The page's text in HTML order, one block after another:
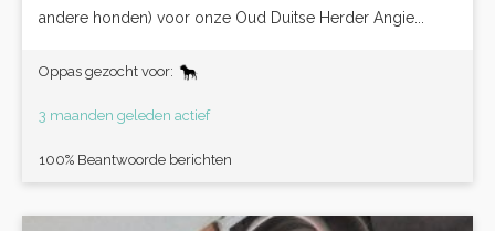
andere honden) voor onze Oud Duitse Herder Angie...
Oppas gezocht voor:
3 maanden geleden actief
100% Beantwoorde berichten